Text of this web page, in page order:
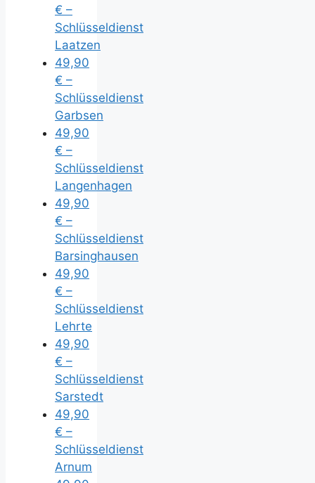
€ –
Schlüsseldienst
Laatzen
49,90
€ –
Schlüsseldienst
Garbsen
49,90
€ –
Schlüsseldienst
Langenhagen
49,90
€ –
Schlüsseldienst
Barsinghausen
49,90
€ –
Schlüsseldienst
Lehrte
49,90
€ –
Schlüsseldienst
Sarstedt
49,90
€ –
Schlüsseldienst
Arnum